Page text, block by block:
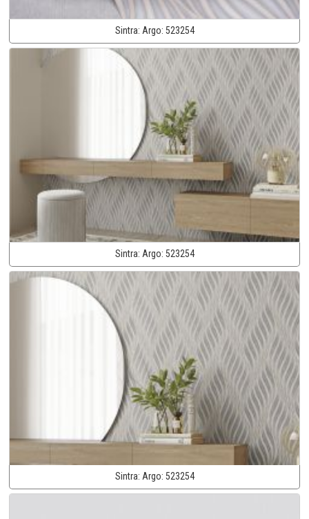
Sintra: Argo: 523254
Sintra: Argo: 523254
Sintra: Argo: 523254